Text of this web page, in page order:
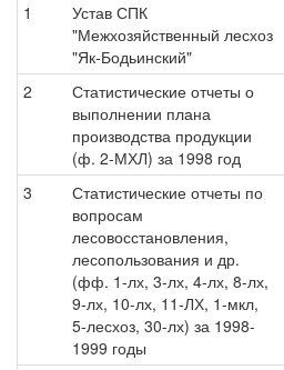
1
Устав СПК
"Межхозяйственный лесхоз
"Як-Бодьинский"
2
Статистические отчеты о
выполнении плана
производства продукции
(ф. 2-МХЛ) за 1998 год
3
Статистические отчеты по
вопросам
лесовосстановления,
лесопользования и др.
(фф. 1-лх, 3-лх, 4-лх, 8-лх,
9-лх, 10-лх, 11-ЛХ, 1-мкл,
5-лесхоз, 30-лх) за 1998-
1999 годы